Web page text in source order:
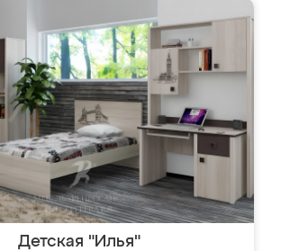
Детская "Илья"